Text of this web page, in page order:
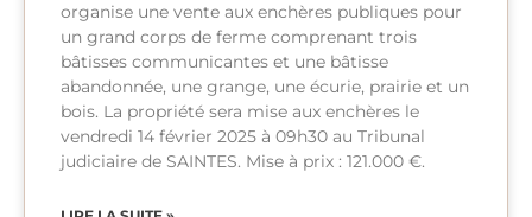
organise une vente aux enchères publiques pour
un grand corps de ferme comprenant trois
bâtisses communicantes et une bâtisse
abandonnée, une grange, une écurie, prairie et un
bois. La propriété sera mise aux enchères le
vendredi 14 février 2025 à 09h30 au Tribunal
judiciaire de SAINTES. Mise à prix : 121.000 €.